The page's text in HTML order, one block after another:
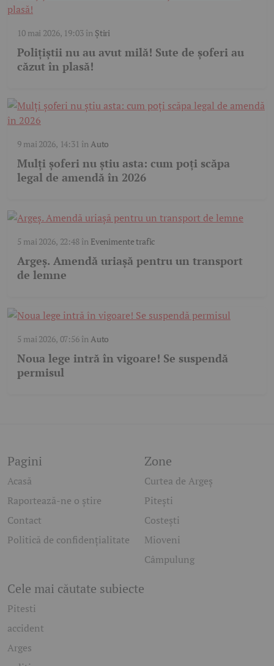
10 mai 2026, 19:03în Știri
Polițiștii nu au avut milă! Sute de șoferi au
căzut în plasă!
9 mai 2026, 14:31 înAuto
Mulți șoferi nu știu asta: cum poți scăpa
legal de amendă în 2026
5 mai 2026, 22:48în Evenimente trafic
Argeș. Amendă uriașă pentru un transport
de lemne
5 mai 2026, 07:56înAuto
Noua lege intră în vigoare! Se suspendă
permisul
Pagini
Acasă
Raportează-ne o știre
Contact
Politică de confidențialitate
Zone
Curtea de Argeș
Pitești
Costești
Mioveni
Câmpulung
Cele mai căutate subiecte
Pitesti
accident
Arges